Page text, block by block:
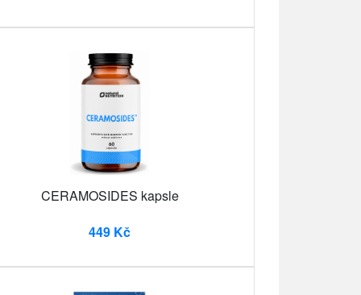
CERAMOSIDES kapsle
449 Kč